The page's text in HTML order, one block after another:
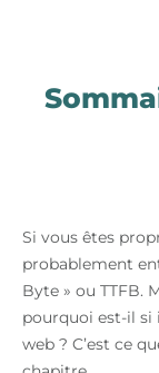
Si vous êtes
probablement
Byte » ou TTFB.
pourquoi est-il
web ? C’est ce